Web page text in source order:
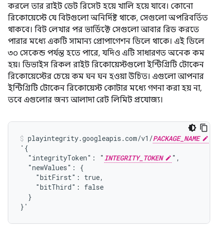
করলে তার রাইট ডেট রিসেট হয়ে খালি হয়ে যাবে। কোনো
রিকোয়েস্টে যে বিটগুলো অনির্দিষ্ট থাকে, সেগুলো অপরিবর্তিত
থাকবে। বিট লেখার পর ভার্ডিক্টে সেগুলো আবার রিড করতে
পারার মধ্যে একটি সামান্য প্রোপাগেশন ডিলে থাকে। এই ডিলে
৩০ সেকেন্ড পর্যন্ত হতে পারে, যদিও এটি সাধারণত অনেক কম
হয়। ডিভাইস রিকল রাইট রিকোয়েস্টগুলো ইন্টিগ্রিটি টোকেন
রিকোয়েস্টের চেয়ে কম ঘন ঘন হওয়া উচিত। এগুলো আপনার
ইন্টিগ্রিটি টোকেন রিকোয়েস্ট কোটার মধ্যে গণনা করা হয় না,
তবে এগুলোর জন্য আলাদা রেট লিমিট প্রযোজ্য।
playintegrity.googleapis.com/v1/PACKAGE_NAME
'{
  "integrityToken": "
INTEGRITY_TOKEN
",
  "newValues": {
    "bitFirst": true,
    "bitThird": false
  }
}'